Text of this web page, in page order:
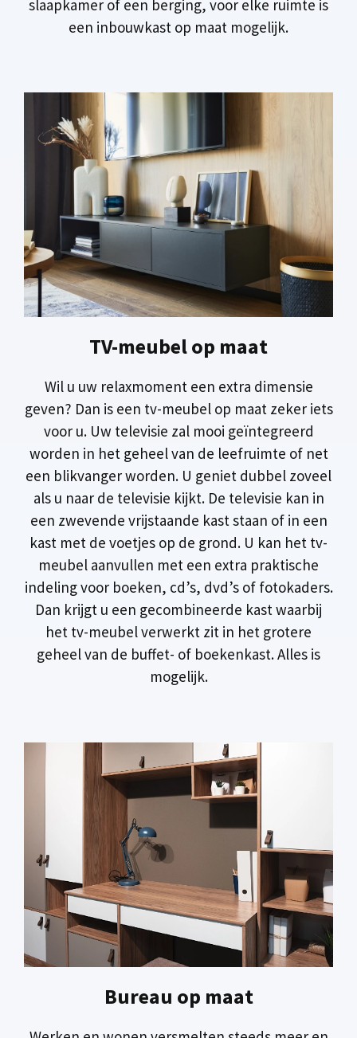
slaapkamer of een berging, voor elke ruimte is
een inbouwkast op maat mogelijk.
TV-meubel op maat
Wil u uw relaxmoment een extra dimensie
geven? Dan is een tv-meubel op maat zeker iets
voor u. Uw televisie zal mooi geïntegreerd
worden in het geheel van de leefruimte of net
een blikvanger worden. U geniet dubbel zoveel
als u naar de televisie kijkt. De televisie kan in
een zwevende vrijstaande kast staan of in een
kast met de voetjes op de grond. U kan het tv-
meubel aanvullen met een extra praktische
indeling voor boeken, cd’s, dvd’s of fotokaders.
Dan krijgt u een gecombineerde kast waarbij
het tv-meubel verwerkt zit in het grotere
geheel van de buffet- of boekenkast. Alles is
mogelijk.
Bureau op maat